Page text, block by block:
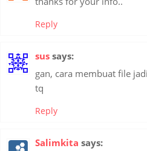
Reply
sus says:
gan, cara membuat file
tq
Reply
Salimkita says: